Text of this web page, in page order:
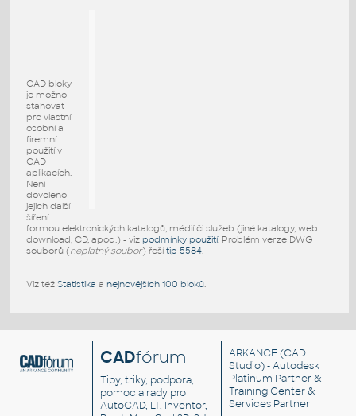
CAD bloky
je možno
stahovat
pro vlastní
osobní a
firemní
použití v
CAD
aplikacích.
Není
dovoleno
jejich další
šíření
formou elektronických katalogů, médií či služeb (jiné katalogy, web
download, CD, apod.) - viz podmínky použití. Problém verze DWG
souborů (neplatný soubor) řešítip 5584.
Viz též Statistika a nejnovějších 100 bloků.
CADfórum
Tipy, triky, podpora,
pomoc a rady pro
AutoCAD, LT, Inventor,
ARKANCE (CAD
Studio) - Autodesk
Platinum Partner &
Training Center &
Services Partner